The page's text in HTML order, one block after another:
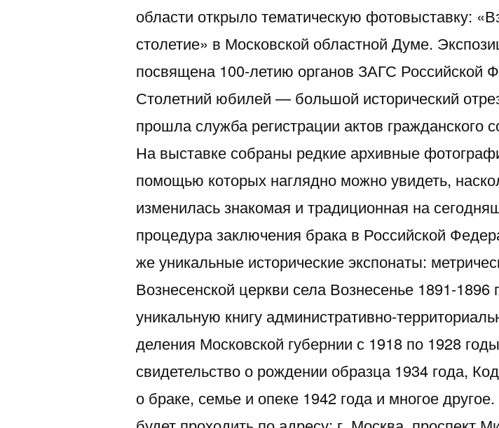
области открыло тематическую фотовыставку:
столетие» в Московской областной Думе.
посвящена 100-летию органов ЗАГС Российской
Столетний юбилей — большой исторический
прошла служба регистрации актов гражданского
На выставке собраны редкие архивные
помощью которых наглядно можно увидеть,
изменилась знакомая и традиционная на
процедура заключения брака в Российской
же уникальные исторические экспонаты:
Вознесенской церкви села Вознесенье 1891-1896
уникальную книгу административно-
деления Московской губернии с 1918 по 1928
свидетельство о рождении образца 1934 года,
о браке, семье и опеке 1942 года и многое